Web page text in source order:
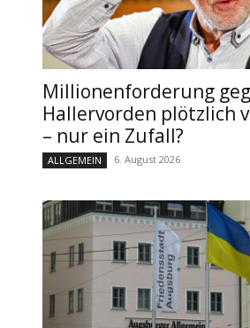
Millionenforderung
Hallervorden plötzlich
– nur ein Zufall?
ALLGEMEIN 6. August 2026